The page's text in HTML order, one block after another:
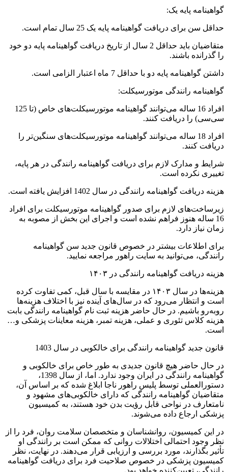
گواهینامه پایه یک:
حداقل سن برای دریافت گواهینامه پایه یک 25 سال تمام است.
متقاضیان باید حداقل 2 سال از تاریخ دریافت گواهینامه پایه دو خود
را گذرانده باشند.
داشتن گواهینامه پایه دو با حداقل 7 ماه اعتبار الزامی است.
گواهینامه رانندگی موتورسیکلت:
افراد 16 ساله می‌توانند گواهینامه موتورسیکلت‌های خاص (تا 125
سی‌سی) را دریافت کنند.
افراد 18 ساله می‌توانند گواهینامه موتورسیکلت‌های سنگین‌تر را
دریافت کنند.
شرایط و مدارک لازم برای دریافت گواهینامه رانندگی در هر پایه،
تغییری نکرده است.
هزینه دریافت گواهینامه رانندگی در سال 1402 افزایش یافته است.
زیرساخت‌های لازم برای صدور گواهینامه موتورسیکلت برای افراد
16 ساله هنوز فراهم نشده است و اجرای این بخش از مصوبه به
زمان نیاز دارد.
برای اطلاعات بیشتر در خصوص قانون جدید سن گواهینامه
رانندگی، می‌توانید به سایت راهور مراجعه نمایید.
هزینه دریافت گواهینامه رانندگی در ۱۴۰۳
هزینه‌ها در سال ۱۴۰۳ در مقایسه با سال قبل، کمی تفاوت کرده
است و انتظار می‌رود که در سال‌های آینده نیز با اختلاف هزینه‌ها
روبه‌رو باشیم. در حال حاضر هزینه‌ ثبت نام گواهینامه رانندگی بابت
هزینه کلاس تئوری و عملی، هزینه تمبر، هزینه معاینات پزشکی و…
است.
قانون جدید گواهینامه رانندگی برای خالکوبی در سال 1403
در حال حاضر هیچ قانون جدیدی به طور خاص برای خالکوبی و
گواهینامه رانندگی در ایران وجود ندارد. اما، از سال 1398،
دستورالعملی توسط پلیس راهور ناجا ابلاغ شده که بر اساس آن،
متقاضیان گواهینامه رانندگی که دارای خالکوبی‌های مشهود و
نامتعارف در نواحی قابل رؤیت بدن خود هستند، به کمیسیون
پزشکی ارجاع داده می‌شوند.
در این کمیسیون، روانشناسان و متخصصان سلامت روان، فرد را از
نظر وجود احتمالی اختلالات روانی که ممکن است بر رانندگی او
تأثیر بگذارند، مورد بررسی و ارزیابی قرار می‌دهند. در نهایت، نظر
کمیسیون پزشکی در خصوص صلاحیت فرد برای دریافت گواهینامه
رانندگی، تعیین‌کننده خواهد بود.